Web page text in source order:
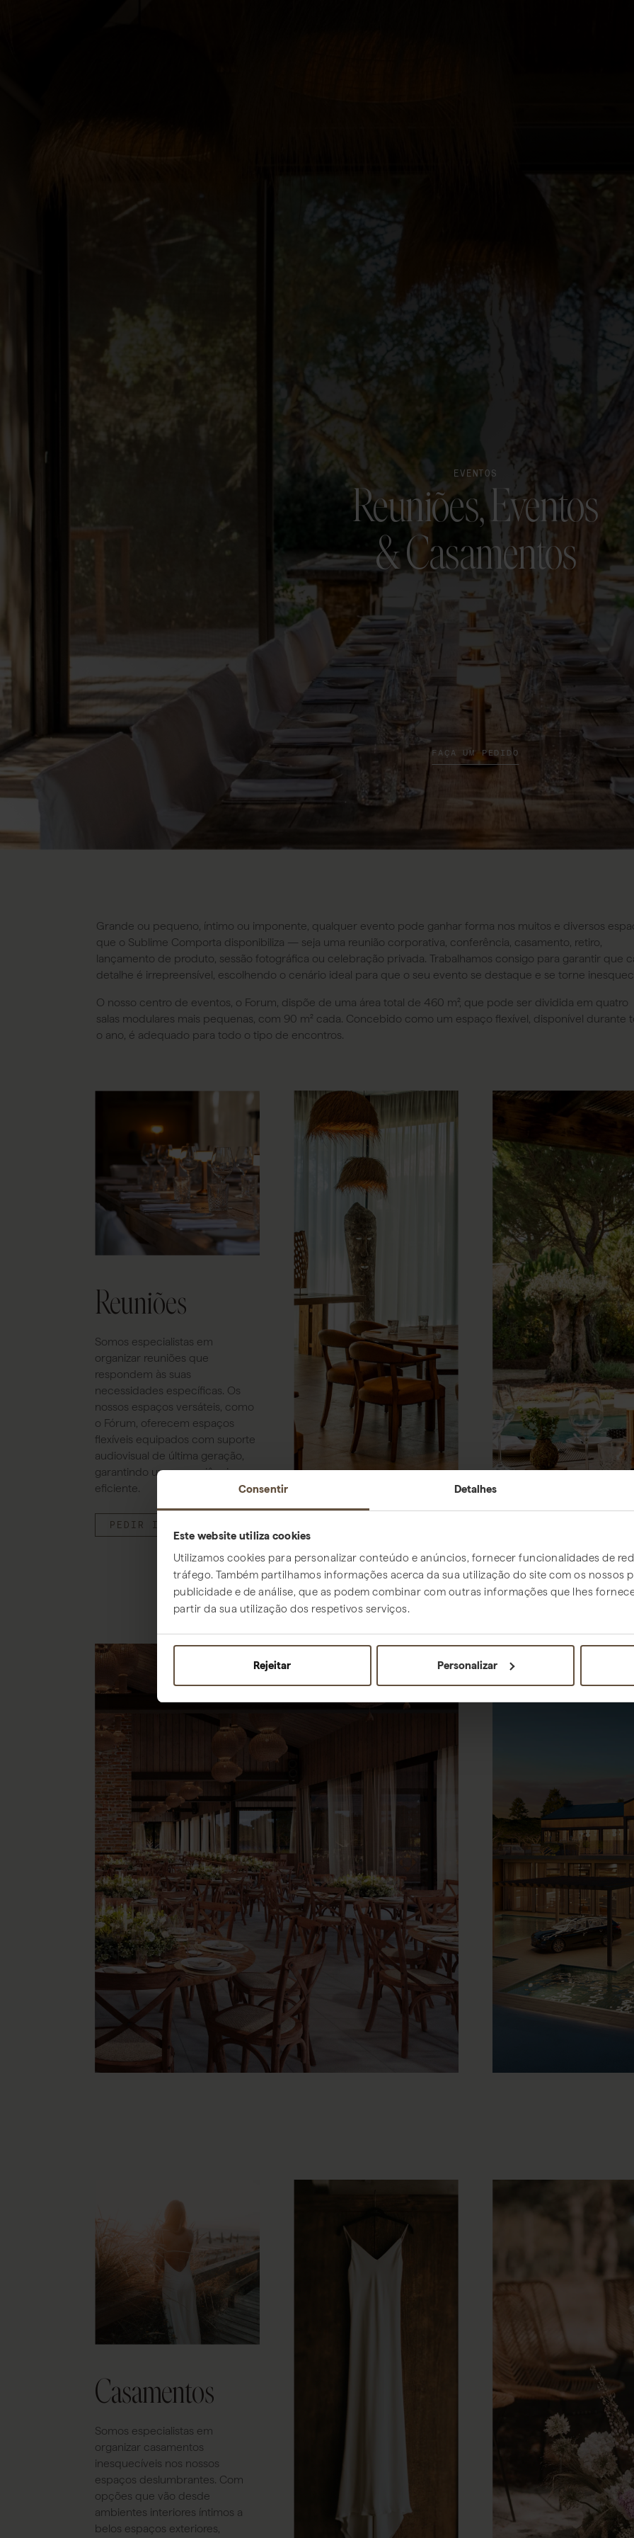
Consentir Detalhes
Este website utiliza cookies
Utilizamos cookies para personalizar conteúdo e anúncios, fornecer funcionalidades de
tráfego. Também partilhamos informações acerca da sua utilização do site com os nossos
publicidade e de análise, que as podem combinar com outras informações que lhes
partir da sua utilização dos respetivos serviços.
Rejeitar Personalizar
EVENTOS
Reuniões, Eventos
& Casamentos
FAÇA UM PEDIDO
Grande ou pequeno, íntimo ou imponente, qualquer evento pode ganhar forma nos muitos e diversos
que o Sublime Comporta disponibiliza — seja uma reunião corporativa, conferência, casamento, retiro,
lançamento de produto, sessão fotográfica ou celebração privada. Trabalhamos consigo para garantir que
detalhe é irrepreensível, escolhendo o cenário ideal para que o seu evento se destaque e se torne
O nosso centro de eventos, o Forum, dispõe de uma área total de 460 m², que pode ser dividida em quatro
salas modulares mais pequenas, com 90 m² cada. Concebido como um espaço flexível, disponível durante
o ano, é adequado para todo o tipo de encontros.
Reuniões
Somos especialistas em
organizar reuniões que
respondem às suas
necessidades específicas. Os
nossos espaços versáteis, como
o Fórum, oferecem espaços
flexíveis equipados com suporte
audiovisual de última geração,
garantindo uma experiência
eficiente.
PEDIR INFORMAÇÃO
Casamentos
Somos especialistas em
organizar casamentos
inesquecíveis nos nossos
espaços deslumbrantes. Com
opções que vão desde
ambientes interiores íntimos a
belos espaços exteriores,